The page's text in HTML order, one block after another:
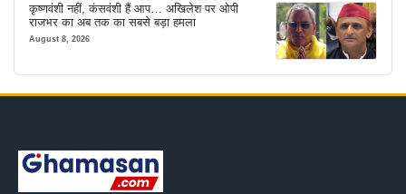
कृष्णवंशी नहीं, कंसवंशी हैं आप… अखिलेश पर ओपी
राजभर का अब तक का सबसे बड़ा हमला
August 8, 2026